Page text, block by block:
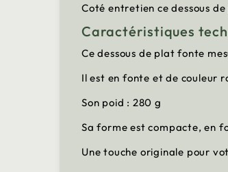
Coté entretien ce dessous
Caractéristiques
Ce dessous de plat fonte
Il est en fonte et de couleur
Son poid : 280 g
Sa forme est compacte, en
Une touche originale pour